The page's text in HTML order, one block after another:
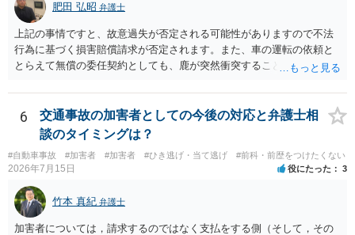
肥田 弘昭 弁護士
上記の事情ですと、故意過失が否定される可能性がありますので不法
行為に基づく損害賠償請求が否定されます。また、車の運転の依頼と
とらえて無償の委任契約としても、鹿が突然衝突することは予見がで
償請求も成立しない可能性があります。以上の理由から支払義務は否
定される可能性が高いです。ご参考にしてください。
6
交通事故の加害者としての今後の対応と弁護士相
談のタイミングは？
#自動車事故 #加害者 #加害者 #ひき逃げ・当て逃げ #前科・前歴をつけたくない
2026年7月15日 役にたった 3
竹本 真紀 弁護士
加害者については，請求するのではなく支払をする側（そして，その